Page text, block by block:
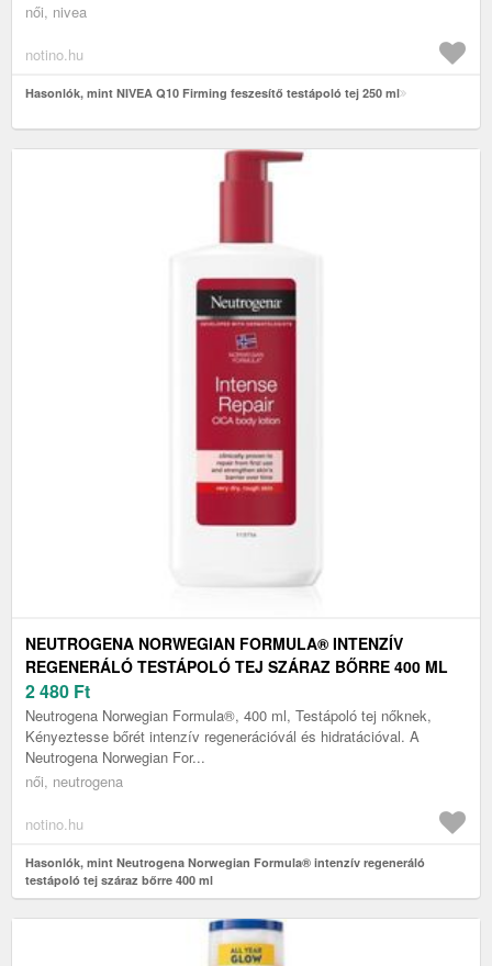
női, nivea
notino.hu
Hasonlók, mint NIVEA Q10 Firming feszesítő testápoló tej 250 ml
NEUTROGENA NORWEGIAN FORMULA® INTENZÍV
REGENERÁLÓ TESTÁPOLÓ TEJ SZÁRAZ BŐRRE 400 ML
2 480 Ft
Neutrogena Norwegian Formula®, 400 ml, Testápoló tej nőknek,
Kényeztesse bőrét intenzív regenerációvál és hidratációval. A
Neutrogena Norwegian For...
női, neutrogena
notino.hu
Hasonlók, mint Neutrogena Norwegian Formula® intenzív regeneráló
testápoló tej száraz bőrre 400 ml